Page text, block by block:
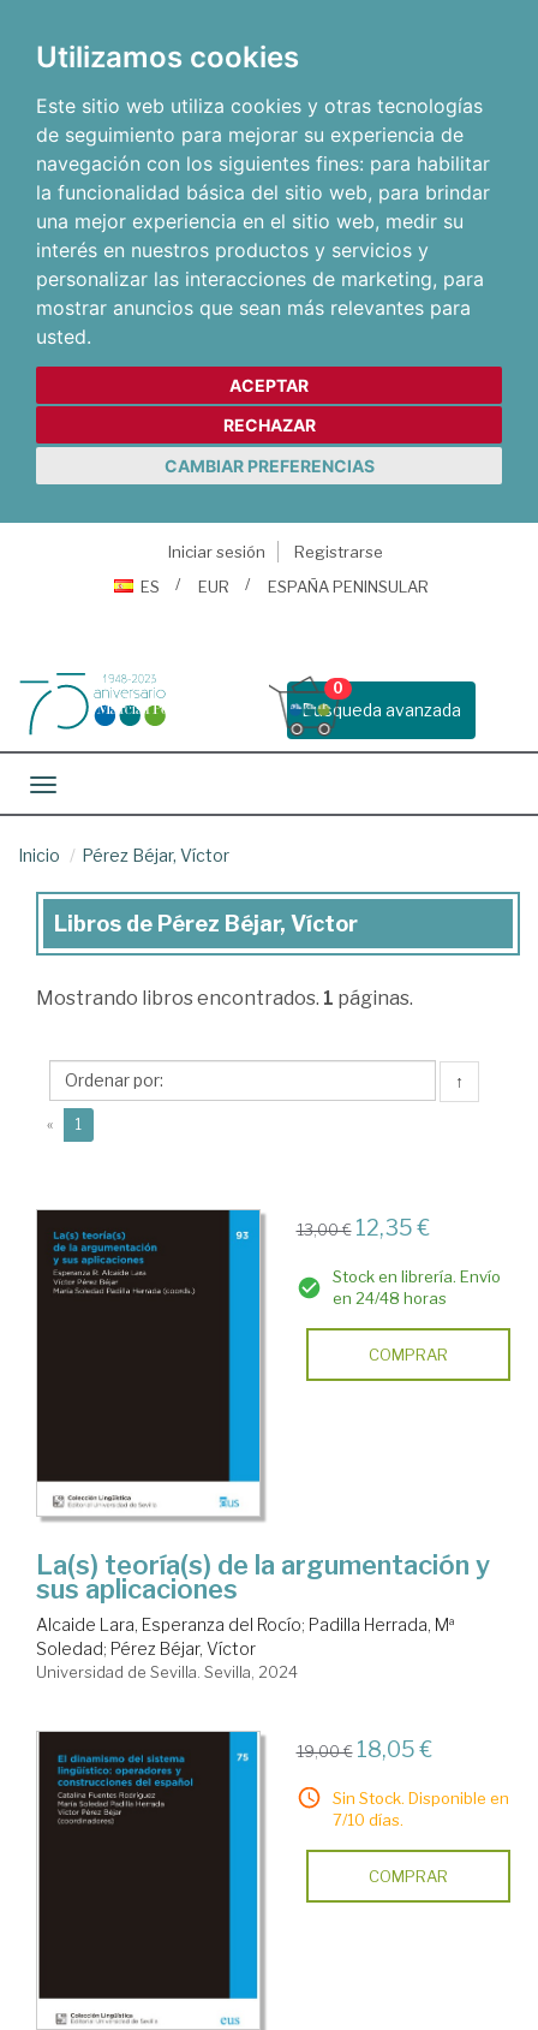
Utilizamos cookies
Este sitio web utiliza cookies y otras tecnologías
de seguimiento para mejorar su experiencia de
navegación con los siguientes fines: para habilitar
la funcionalidad básica del sitio web, para brindar
una mejor experiencia en el sitio web, medir su
interés en nuestros productos y servicios y
personalizar las interacciones de marketing, para
mostrar anuncios que sean más relevantes para
usted.
ACEPTAR
RECHAZAR
CAMBIAR PREFERENCIAS
Iniciar sesión
Registrarse
ES
EUR ESPAÑA PENINSULAR
Busqueda avanzada
0
Toggle navigation
Inicio Pérez Béjar, Víctor
Libros
Pérez
Víctor
Libros de Pérez Béjar, Víctor
Mostrando libros encontrados. 1 páginas.
↑
« 1
13,00 € 12,35 €
Stock en librería. Envío
en 24/48 horas
COMPRAR
La(s) teoría(s) de la argumentación y
sus aplicaciones
Alcaide Lara, Esperanza del Rocío; Padilla Herrada, Mª
Soledad; Pérez Béjar, Víctor
Universidad de Sevilla. Sevilla, 2024
19,00 € 18,05 €
Sin Stock. Disponible en
7/10 días.
COMPRAR